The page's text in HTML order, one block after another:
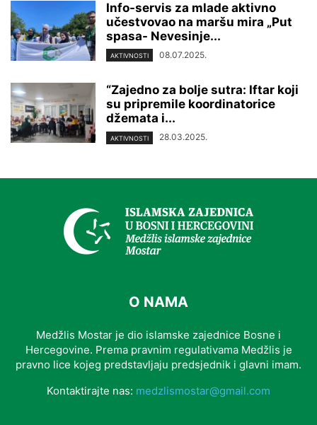
Info-servis za mlade aktivno
učestvovao na maršu mira „Put
spasa- Nevesinje...
AKTIVNOSTI 08.07.2025.
“Zajedno za bolje sutra: Iftar koji
su pripremile koordinatorice
džemata i...
AKTIVNOSTI 28.03.2025.
O NAMA
Medžlis Mostar je dio islamske zajednice Bosne i
Hercegovine. Prema pravnim regulativama Medžlis je
pravno lice kojeg predstavljaju predsjednik i glavni imam.
Kontaktirajte nas: medzlismostar@gmail.com